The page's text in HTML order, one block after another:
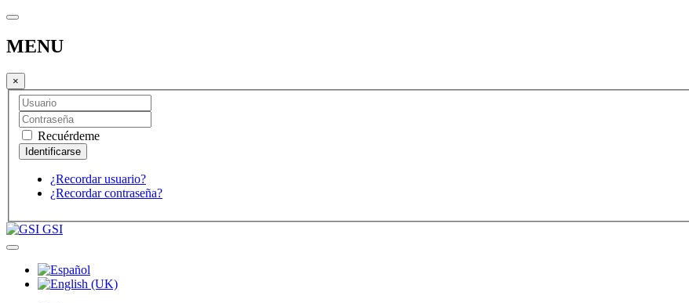
MENU
×
Recuérdeme
¿Recordar usuario?
¿Recordar contraseña?
GSI